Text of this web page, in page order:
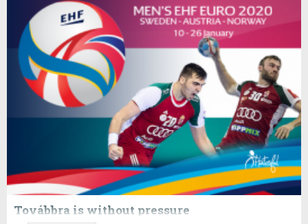
Továbbra is without pressure